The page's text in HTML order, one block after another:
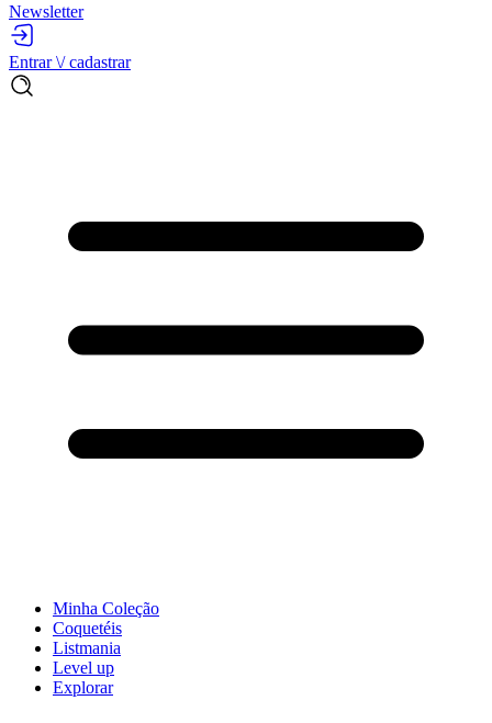
Newsletter
Entrar \/ cadastrar
Minha Coleção
Coquetéis
Listmania
Level up
Explorar